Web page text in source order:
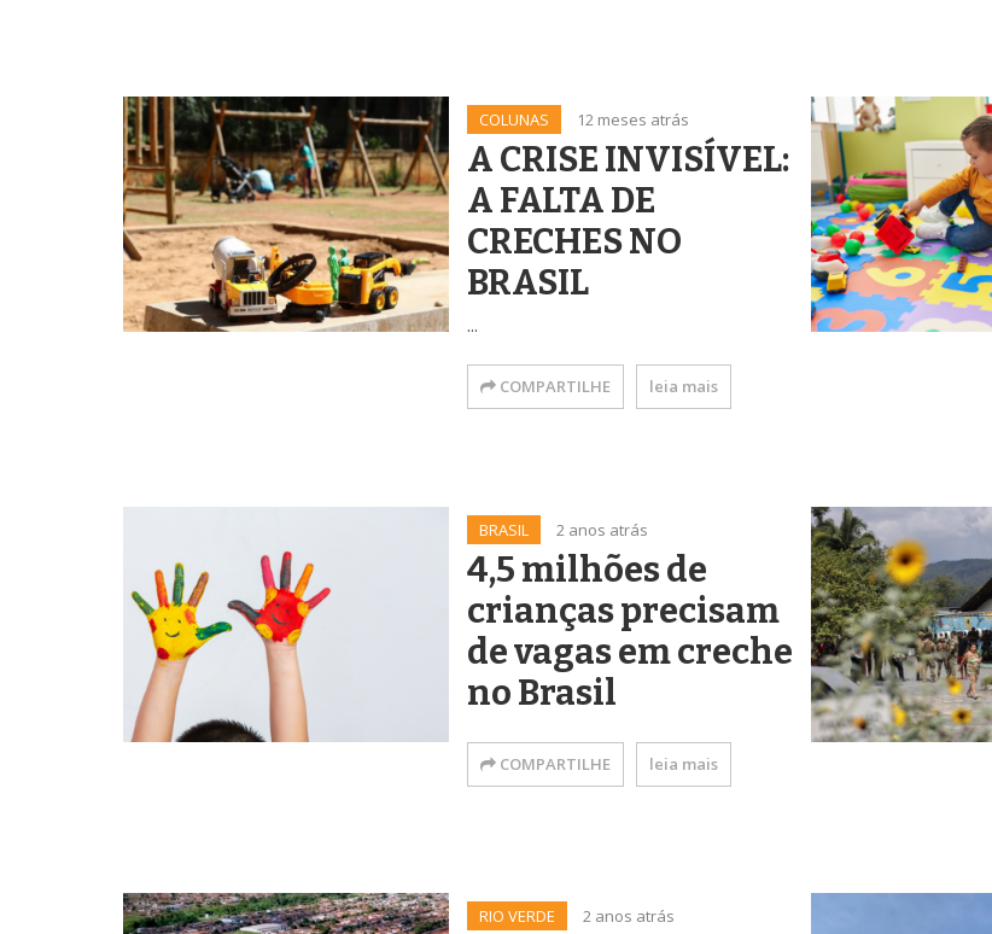
COLUNAS 12 meses atrás
A CRISE INVISÍVEL:
A FALTA DE
CRECHES NO
BRASIL
...
COMPARTILHE leia mais
BRASIL 2 anos atrás
4,5 milhões de
crianças precisam
de vagas em creche
no Brasil
COMPARTILHE leia mais
RIO VERDE 2 anos atrás